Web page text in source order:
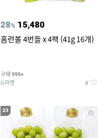
28% 15,480
홈런볼 4번들 x 4팩 (41g 16개)
구매 999+
G마켓 4
23